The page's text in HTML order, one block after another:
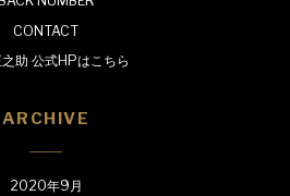
CONTACT
助 公式HPはこちら
ARCHIVE
2020年9月